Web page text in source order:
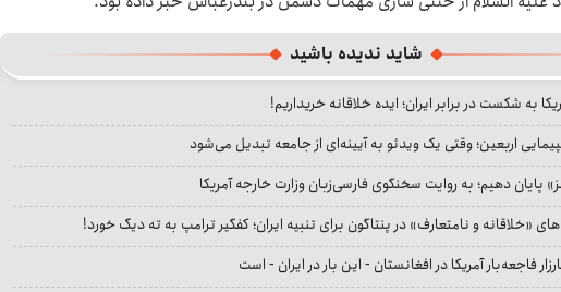
شاید ندیده باشید
به شکست در برابر ایران؛ ایده خلاقانه خریداریم!
اربعین؛ وقتی یک ویدئو به آیینه‌ای از جامعه تبدیل می‌شود
پایان دهیم؛ به روایت سخنگوی فارسی‌زبان وزارت خارجه آمریکا
«خلاقانه و نامتعارف» در پنتاگون برای تنبیه ایران؛ کفگیر ترامپ به ته دیگ خورد!
فاجعه‌بار آمریکا در افغانستان - این بار در ایران - است